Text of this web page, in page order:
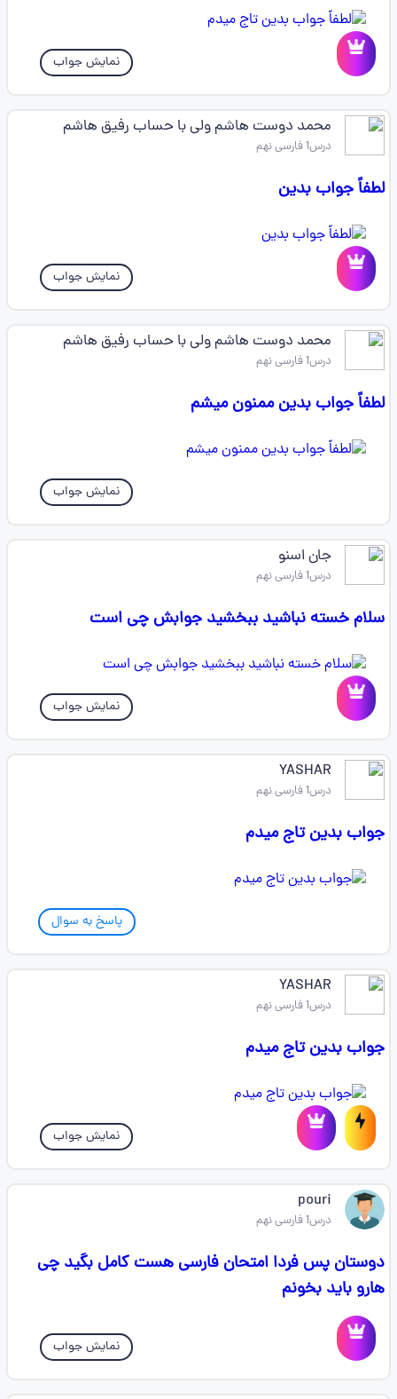
نمایش جواب
محمد دوست هاشم ولی با حساب رفیق هاشم
درس1 فارسی نهم
لطفاً جواب بدین
نمایش جواب
محمد دوست هاشم ولی با حساب رفیق هاشم
درس1 فارسی نهم
لطفاً جواب بدین ممنون میشم
نمایش جواب
جان اسنو
درس1 فارسی نهم
سلام خسته نباشید ببخشید جوابش چی است
نمایش جواب
YASHAR
درس1 فارسی نهم
جواب بدین تاج میدم
پاسخ به سوال
YASHAR
درس1 فارسی نهم
جواب بدین تاج میدم
نمایش جواب
pouri
درس1 فارسی نهم
دوستان پس فردا امتحان فارسی هست کامل بگید چی
هارو باید بخونم
نمایش جواب